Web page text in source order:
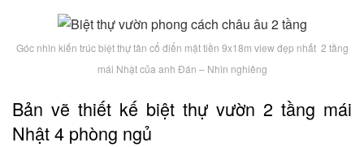
Góc nhìn kiến trúc biệt thự tân cổ điển mặt tiền 9x18m view đẹp nhất 2 tầng
mái Nhật của anh Đán – Nhìn nghiêng
Bản vẽ thiết kế biệt thự vườn 2 tầng mái
Nhật 4 phòng ngủ